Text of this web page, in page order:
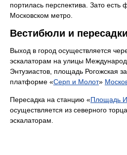
портилась перспектива. Зато
Московском метро.
Вестибюли и пересадки
Выход в город осуществляется
эскалаторам на улицы
Энтузиастов, площадь Рогожская
платформе «Серп и Молот»
Пересадка на станцию «Площадь
осуществляется из северного
эскалаторам.